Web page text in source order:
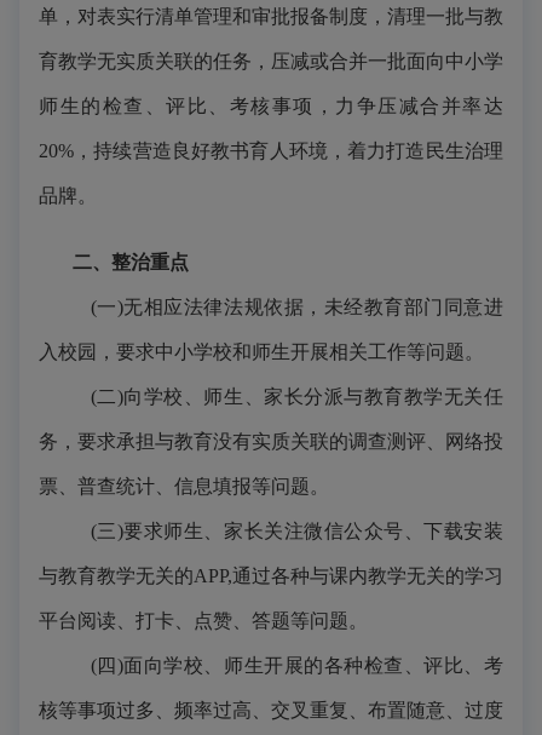
单，对表实行清单管理和审批报备制度，清理一批与教
育教学无实质关联的任务，压减或合并一批面向中小学
师生的检查、评比、考核事项， 力争压减合并率达
20%，持续营造良好教书育人环境，着力打造民生治理
品牌。
二、整治重点
(一)无相应法律法规依据，未经教育部门同意进
入校园，要求中小学校和师生开展相关工作等问题。
(二)向学校、师生、家长分派与教育教学无关任
务，要求承担与教育没有实质关联的调查测评、网络投
票、普查统计、信息填报等问题。
(三)要求师生、家长关注微信公众号、下载安装
与教育教学无关的APP,通过各种与课内教学无关的学习
平台阅读、打卡、点赞、答题等问题。
(四)面向学校、师生开展的各种检查、评比、考
核等事项过多、频率过高、交叉重复、布置随意、过度